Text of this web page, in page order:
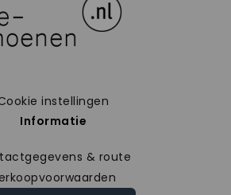
instellingen
Informatie
& route